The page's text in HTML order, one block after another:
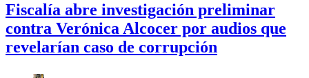
Fiscalía abre investigación preliminar
contra Verónica Alcocer por audios que
revelarían caso de corrupción